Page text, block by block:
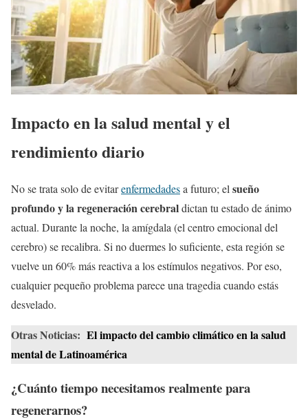
Impacto en la salud mental y el
rendimiento diario
No se trata solo de evitarenfermedadesa futuro; elsueño
profundo y la regeneración cerebraldictan tu estado de ánimo
actual. Durante la noche, la amígdala (el centro emocional del
cerebro) se recalibra. Si no duermes lo suficiente, esta región se
vuelve un 60% más reactiva a los estímulos negativos. Por eso,
cualquier pequeño problema parece una tragedia cuando estás
desvelado.
Otras Noticias: El impacto del cambio climático en la salud
mental de Latinoamérica
¿Cuánto tiempo necesitamos realmente para
regenerarnos?